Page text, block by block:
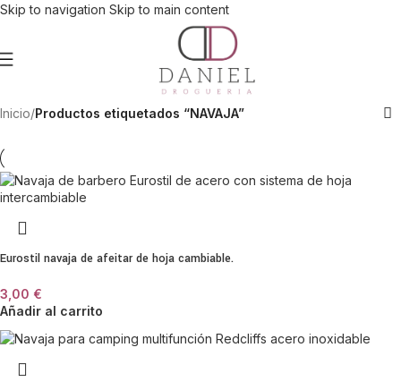
Skip to navigation Skip to main content
Inicio/Productos etiquetados “NAVAJA”
Eurostil navaja de afeitar de hoja cambiable.
3,00 €
Añadir al carrito